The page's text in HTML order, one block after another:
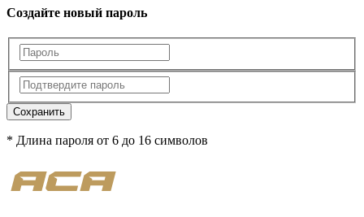
Создайте новый пароль
Сохранить
* Длина пароля от 6 до 16 символов